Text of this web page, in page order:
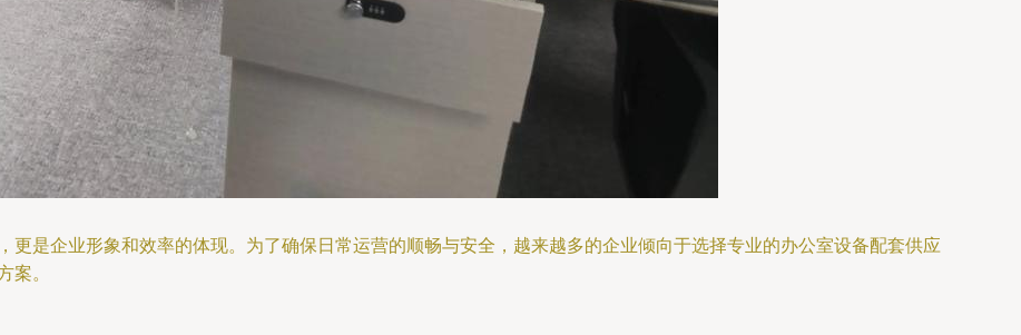
更是企业形象和效率的体现。为了确保日常运营的顺畅与安全，越来越多的企业倾向于选择专业的办公室设备配套供应
案。